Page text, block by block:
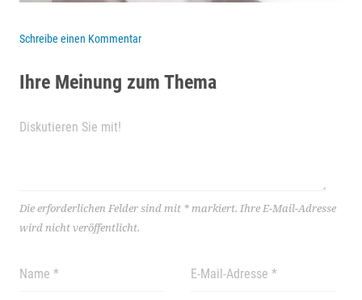
Schreibe einen Kommentar
Ihre Meinung zum Thema
Die erforderlichen Felder sind mit *markiert. Ihre E-Mail-Adresse
wird nicht veröffentlicht.